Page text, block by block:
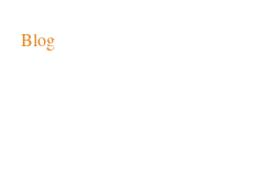
Blog